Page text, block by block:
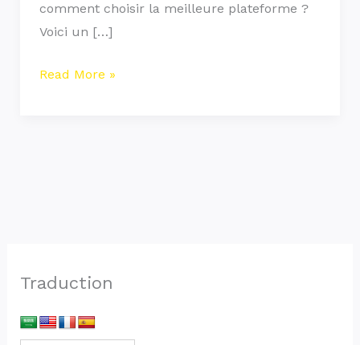
comment choisir la meilleure plateforme ?
Voici un […]
Read More »
Traduction